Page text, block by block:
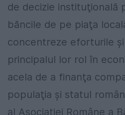
de decizie instituţională
băncile de pe piaţa
concentreze eforturile
principalul lor rol în
acela de a finanţa
populaţia şi statul
al Asociaţiei Române a